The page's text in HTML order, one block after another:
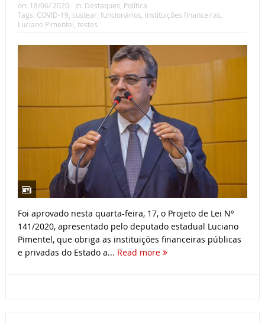
on: 18/06/ 2020 In: Destaques, Política
Tags: COVID-19, custear, funcionários, instituições financeiras,
Luciano Pimentel, testes
Foi aprovado nesta quarta-feira, 17, o Projeto de Lei Nº
141/2020, apresentado pelo deputado estadual Luciano
Pimentel, que obriga as instituições financeiras públicas
e privadas do Estado a... Read more